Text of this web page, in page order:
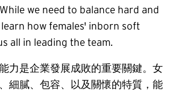
we need to balance hard and
how females' inborn soft
all in leading the team.
力是企業發展成敗的重要關鍵。女
細膩、包容、以及關懷的特質，能